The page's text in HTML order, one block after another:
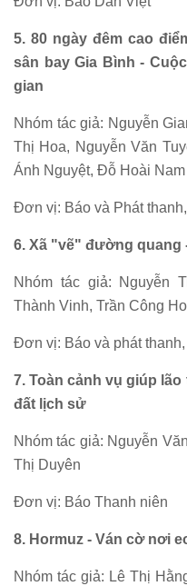
5. 80 ngày đêm cao
sân bay Gia Bình -
gian
Nhóm tác giả: Nguyễn
Thị Hoa, Nguyễn Văn
Ánh Nguyệt, Đỗ Hoài Nam
Đơn vị: Báo và Phát
6. Xã "vẽ" đường quang
Nhóm tác giả: Nguyễn
Thành Vinh, Trần Công
Đơn vị: Báo và phát
7. Toàn cảnh vụ giúp
đất lịch sử
Nhóm tác giả: Nguyễn
Thị Duyên
Đơn vị: Báo Thanh niên
8. Hormuz - Ván cờ nơi
Nhóm tác giả: Lê Thị